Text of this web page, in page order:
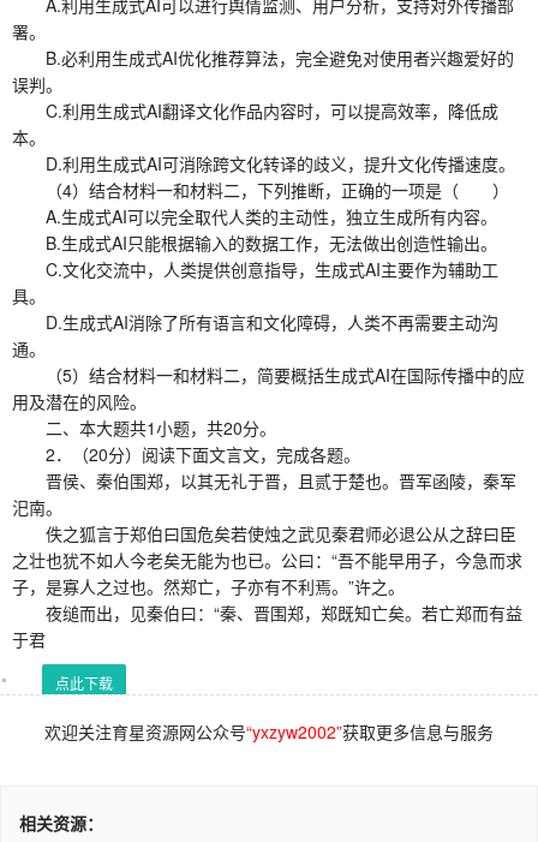
署。
B.必利用生成式AI优化推荐算法，完全避免对使用者兴趣爱好的
误判。
C.利用生成式AI翻译文化作品内容时，可以提高效率，降低成
本。
D.利用生成式AI可消除跨文化转译的歧义，提升文化传播速度。
（4）结合材料一和材料二，下列推断，正确的一项是（ ）
A.生成式AI可以完全取代人类的主动性，独立生成所有内容。
B.生成式AI只能根据输入的数据工作，无法做出创造性输出。
C.文化交流中，人类提供创意指导，生成式AI主要作为辅助工
具。
D.生成式AI消除了所有语言和文化障碍，人类不再需要主动沟
通。
（5）结合材料一和材料二，简要概括生成式AI在国际传播中的应
用及潜在的风险。
二、本大题共1小题，共20分。
2．（20分）阅读下面文言文，完成各题。
晋侯、秦伯围郑，以其无礼于晋，且贰于楚也。晋军函陵，秦军
汜南。
佚之狐言于郑伯曰国危矣若使烛之武见秦君师必退公从之辞曰臣
之壮也犹不如人今老矣无能为也已。公曰：“吾不能早用子，今急而求
子，是寡人之过也。然郑亡，子亦有不利焉。”许之。
夜缒而出，见秦伯曰：“秦、晋围郑，郑既知亡矣。若亡郑而有益
于君
点此下载
欢迎关注育星资源网公众号“yxzyw2002”获取更多信息与服务
相关资源：